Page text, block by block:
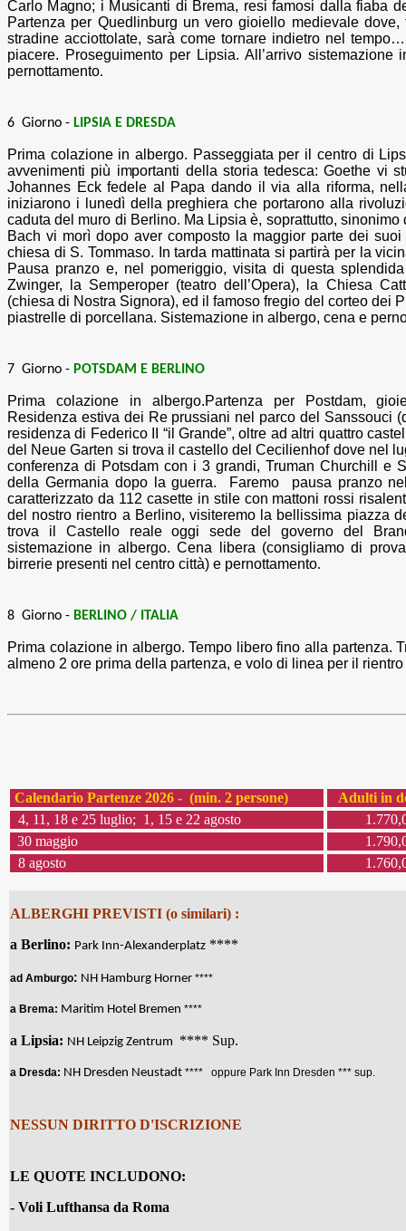
Carlo Magno; i Musicanti di Brema, resi famosi dalla fiaba
Partenza per Quedlinburg un vero gioiello medievale
stradine acciottolate, sarà come tornare indietro nel
piacere. Proseguimento per Lipsia. All’arrivo
pernottamento.
6 Giorno - LIPSIA E DRESDA
Prima colazione in albergo. Passeggiata per il centro di
avvenimenti più importanti della storia tedesca: Goethe vi
Johannes Eck fedele al Papa dando il via alla riforma,
iniziarono i lunedì della preghiera che portarono alla
caduta del muro di Berlino. Ma Lipsia è, soprattutto,
Bach vi morì dopo aver composto la maggior parte dei
chiesa di S. Tommaso. In tarda mattinata si partirà per la
Pausa pranzo e, nel pomeriggio, visita di questa
Zwinger, la Semperoper (teatro dell’Opera), la Chiesa
(chiesa di Nostra Signora), ed il famoso fregio del corteo dei
piastrelle di porcellana. Sistemazione in albergo, cena e
7 Giorno - POTSDAM E BERLINO
Prima colazione in albergo.Partenza per Postdam,
Residenza estiva dei Re prussiani nel parco del Sanssouci
residenza di Federico II “il Grande”, oltre ad altri quattro
del Neue Garten si trova il castello del Cecilienhof dove nel
conferenza di Potsdam con i 3 grandi, Truman Churchill e
della Germania dopo la guerra. Faremo pausa pranzo
caratterizzato da 112 casette in stile con mattoni rossi
del nostro rientro a Berlino, visiteremo la bellissima piazza
trova il Castello reale oggi sede del governo del
sistemazione in albergo. Cena libera (consigliamo di
birrerie presenti nel centro città) e pernottamento.
8 Giorno - BERLINO / ITALIA
Prima colazione in albergo. Tempo libero fino alla partenza.
almeno 2 ore prima della partenza, e volo di linea per il
Calendario Partenze 2026 - (min. 2 persone)
Adulti in
4, 11, 18 e 25 luglio; 1, 15 e 22 agosto
30 maggio
8 agosto
ALBERGHI PREVISTI (o similari) :
a Berlino: Park Inn-Alexanderplatz ****
ad Amburgo: NH Hamburg Horner ****
a Brema: Maritim Hotel Bremen ****
a Lipsia: NH Leipzig Zentrum **** Sup.
a Dresda: NH Dresden Neustadt **** oppure Park Inn Dresden *** sup.
NESSUN DIRITTO D'ISCRIZIONE
LE QUOTE INCLUDONO:
- Voli Lufthansa da Roma